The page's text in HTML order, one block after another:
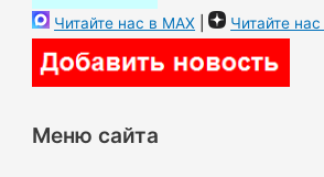
Читайте нас в MAX | Читайте
Меню сайта